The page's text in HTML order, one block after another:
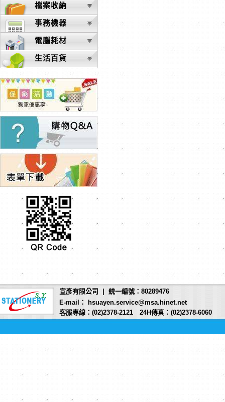
檔案收納
事務機器
電腦耗材
生活百貨
宣彥有限公司 | 統一編號：80289476
E-mail： hsuayen.service@msa.hinet.net
客服專線：(02)2378-2121 24H傳真：(02)2378-6060